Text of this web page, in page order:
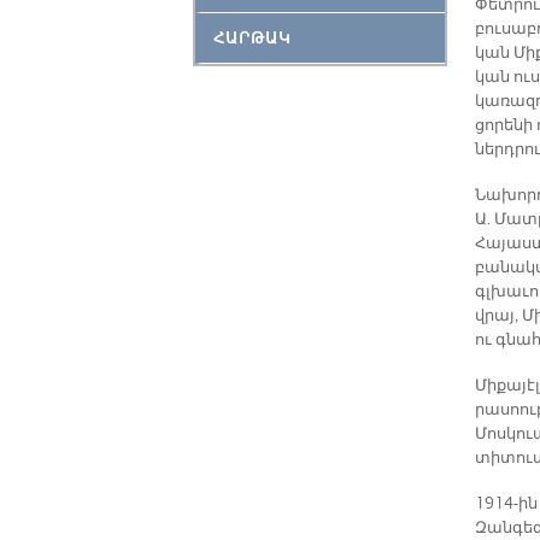
ՀԱՐԹԱԿ
կան
կան
Ա.­
վրայ,
ու
1914-